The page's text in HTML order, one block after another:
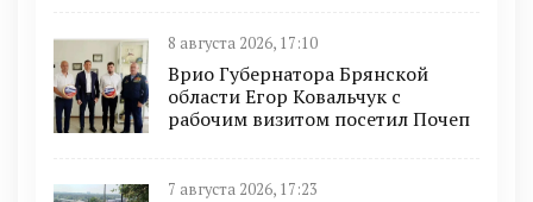
8 августа 2026, 17:10
Врио Губернатора Брянской
области Егор Ковальчук с
рабочим визитом посетил Почеп
7 августа 2026, 17:23